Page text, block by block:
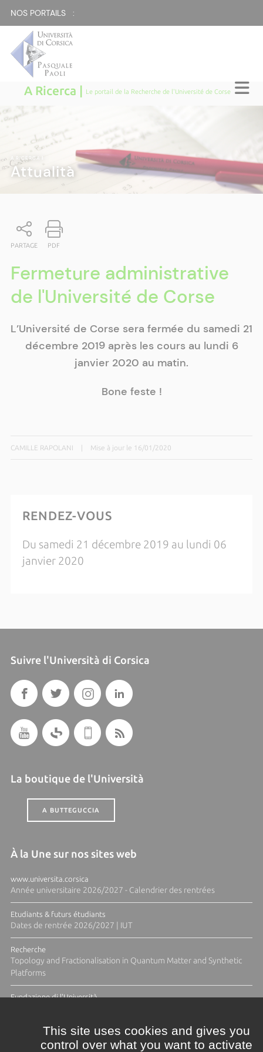
NOS PORTAILS :
A Ricerca | Le portail de la Recherche de l'Université de Corse
A RICERCA
Attualità
PARTAGE PDF
Fermeture administrative
de l'Université de Corse
L’Université de Corse sera fermée du samedi 21
décembre 2019 après les cours au lundi 6
janvier 2020 au matin.
Bone feste !
CAMILLE RAPOLANI Mise à jour le 16/01/2020
RENDEZ-VOUS
Du samedi 21 décembre 2019 au lundi 06
janvier 2020
Suivre l'Università di Corsica
La boutique de l'Università
A BUTTEGUCCIA
À la Une sur nos sites web
www.universita.corsica
Année universitaire 2026/2027 - Calendrier des rentrées
Etudiants & futurs étudiants
Dates de rentrée 2026/2027 | IUT
Recherche
Topology and Fractionalisation in Quantum Matter and Synthetic
Platforms
Fundazione di l'Università
This site uses cookies and gives you
control over what you want to activate